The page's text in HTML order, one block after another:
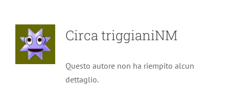
CircatriggianiNM
Questo autore non ha riempito alcun
dettaglio.
Lo zucchero sul banco degli imputati
Prevenzione